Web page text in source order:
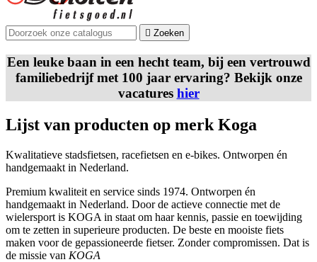
 Zoeken
Een leuke baan in een hecht team, bij een vertrouwd
familiebedrijf met 100 jaar ervaring? Bekijk onze
vacatures hier
Lijst van producten op merk Koga
Kwalitatieve stadsfietsen, racefietsen en e-bikes. Ontworpen én
handgemaakt in Nederland.
Premium kwaliteit en service sinds 1974. Ontworpen én
handgemaakt in Nederland. Door de actieve connectie met de
wielersport is KOGA in staat om haar kennis, passie en toewijding
om te zetten in superieure producten. De beste en mooiste fiets
maken voor de gepassioneerde fietser. Zonder compromissen. Dat is
de missie van KOGA